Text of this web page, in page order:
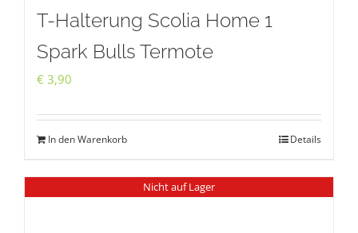
T-Halterung Scolia Home 1
Spark Bulls Termote
€ 3,90
In den Warenkorb Details
Nicht auf Lager